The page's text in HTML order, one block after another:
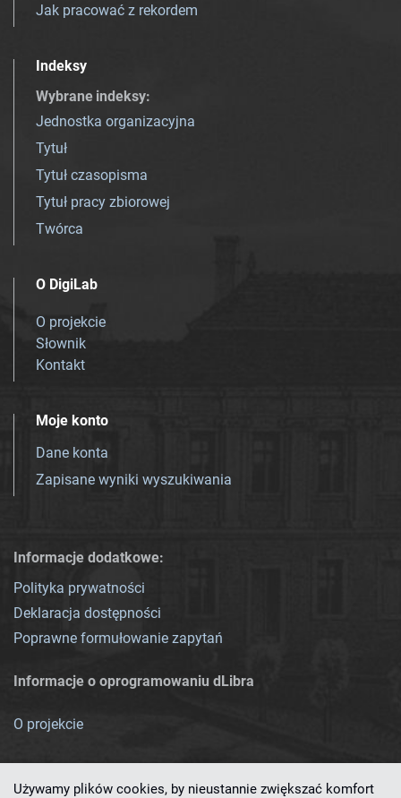
Jak pracować z rekordem
Indeksy
Wybrane indeksy:
Jednostka organizacyjna
Tytuł
Tytuł czasopisma
Tytuł pracy zbiorowej
Twórca
O DigiLab
O projekcie
Słownik
Kontakt
Moje konto
Dane konta
Zapisane wyniki wyszukiwania
Informacje dodatkowe:
Polityka prywatności
Deklaracja dostępności
Poprawne formułowanie zapytań
Informacje o oprogramowaniu dLibra
O projekcie
Używamy plików cookies, by nieustannie zwiększać komfort